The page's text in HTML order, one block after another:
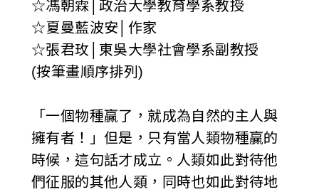
☆馮朝霖│政治大學教育學系教授
☆夏曼藍波安│作家
☆張君玫│東吳大學社會學系副教授
(按筆畫順序排列)
「一個物種贏了，就成為自然的主人與
擁有者！」但是，只有當人類物種贏的
時候，這句話才成立。人類如此對待他
們征服的其他人類，同時也如此對待地